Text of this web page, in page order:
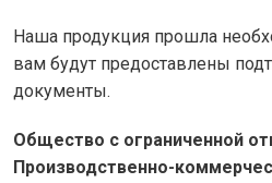
Наша продукция прошла
вам будут предоставлены
документы.
Общество с ограниченной
Производственно-